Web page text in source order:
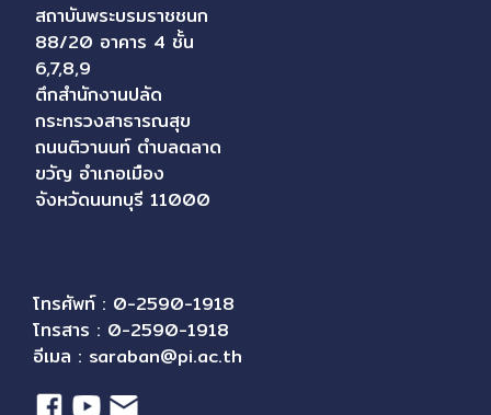
สถาบันพระบรมราชชนก
88/20 อาคาร 4 ชั้น
6,7,8,9
ตึกสำนักงานปลัด
กระทรวงสาธารณสุข
ถนนติวานนท์ ตำบลตลาด
ขวัญ อำเภอเมือง
จังหวัดนนทบุรี 11000
โทรศัพท์ : 0-2590-1918
โทรสาร : 0-2590-1918
อีเมล : saraban@pi.ac.th